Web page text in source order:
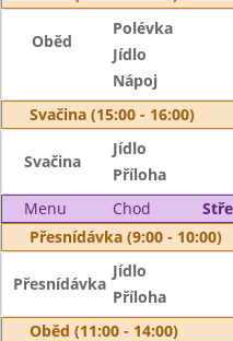
Oběd
Polévka
Jídlo
Nápoj
Svačina (15:00 - 16:00)
Svačina
Jídlo
Příloha
Menu
Chod
Přesnídávka (9:00 - 10:00)
Přesnídávka
Jídlo
Příloha
Oběd (11:00 - 14:00)